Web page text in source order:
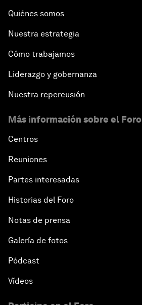
Quiénes somos
Nuestra estrategia
Cómo trabajamos
Liderazgo y gobernanza
Nuestra repercusión
Más información sobre el Foro
Centros
Reuniones
Partes interesadas
Historias del Foro
Notas de prensa
Galería de fotos
Pódcast
Vídeos